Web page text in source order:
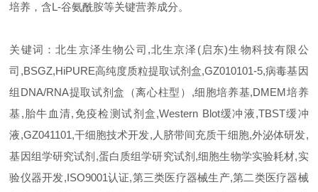
培养，含L-谷氨酰胺等关键营养成分。
关键词：北生京泽生物公司,北生京泽(启东)生物科技有限公
司,BSGZ,HiPURE高纯度质粒提取试剂盒,GZ010101-5,病毒基因
组DNA/RNA提取试剂盒（离心柱型）,细胞培养基,DMEM培养
基,胎牛血清,免疫检测试剂盒,Western Blot缓冲液,TBST缓冲
液,GZ041101,干细胞技术开发,人脐带间充质干细胞,外泌体研发,
基因组学研究试剂,蛋白质组学研究试剂,细胞生物学实验耗材,实
验仪器开发,ISO9001认证,第三类医疗器械生产,第二类医疗器械